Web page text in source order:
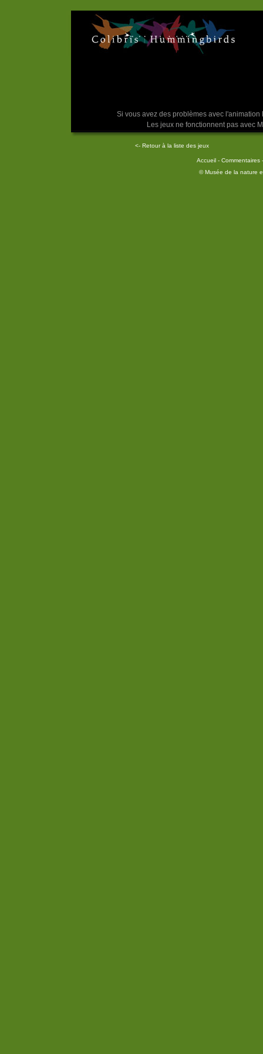
Si vous avez des problèmes avec
Les jeux ne fonctionnent pas avec
<- Retour à la liste des jeux
Accueil- Commentaires
© Musée de la nature